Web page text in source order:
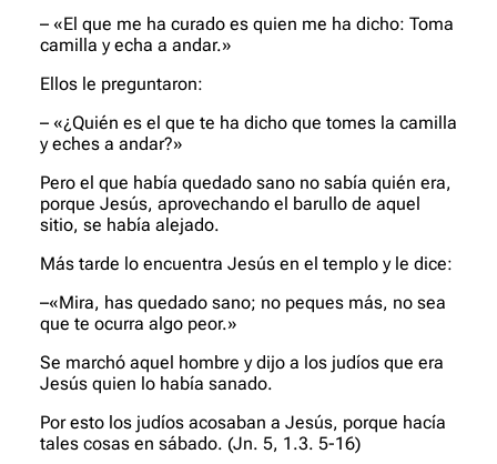
– «El que me ha curado es quien me ha dicho: Toma
camilla y echa a andar.»
Ellos le preguntaron:
– «¿Quién es el que te ha dicho que tomes la camilla
y eches a andar?»
Pero el que había quedado sano no sabía quién era,
porque Jesús, aprovechando el barullo de aquel
sitio, se había alejado.
Más tarde lo encuentra Jesús en el templo y le dice:
–«Mira, has quedado sano; no peques más, no sea
que te ocurra algo peor.»
Se marchó aquel hombre y dijo a los judíos que era
Jesús quien lo había sanado.
Por esto los judíos acosaban a Jesús, porque hacía
tales cosas en sábado. (Jn. 5, 1.3. 5-16)